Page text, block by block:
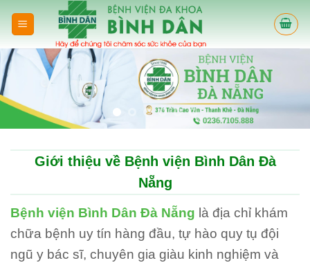
Giới thiệu về Bệnh viện Bình Dân Đà
Nẵng
Bệnh viện Bình Dân Đà Nẵng là địa chỉ khám
chữa bệnh uy tín hàng đầu, tự hào quy tụ đội
ngũ y bác sĩ, chuyên gia giàu kinh nghiệm và